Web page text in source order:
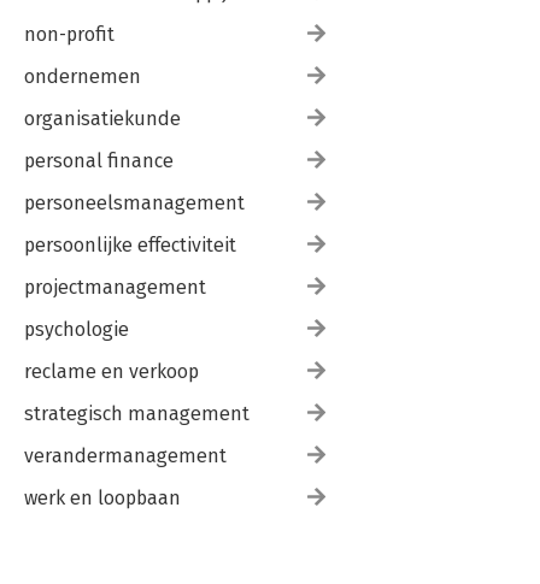
non-profit
ondernemen
organisatiekunde
personal finance
personeelsmanagement
persoonlijke effectiviteit
projectmanagement
psychologie
reclame en verkoop
strategisch management
verandermanagement
werk en loopbaan